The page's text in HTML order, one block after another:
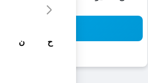
ح ن